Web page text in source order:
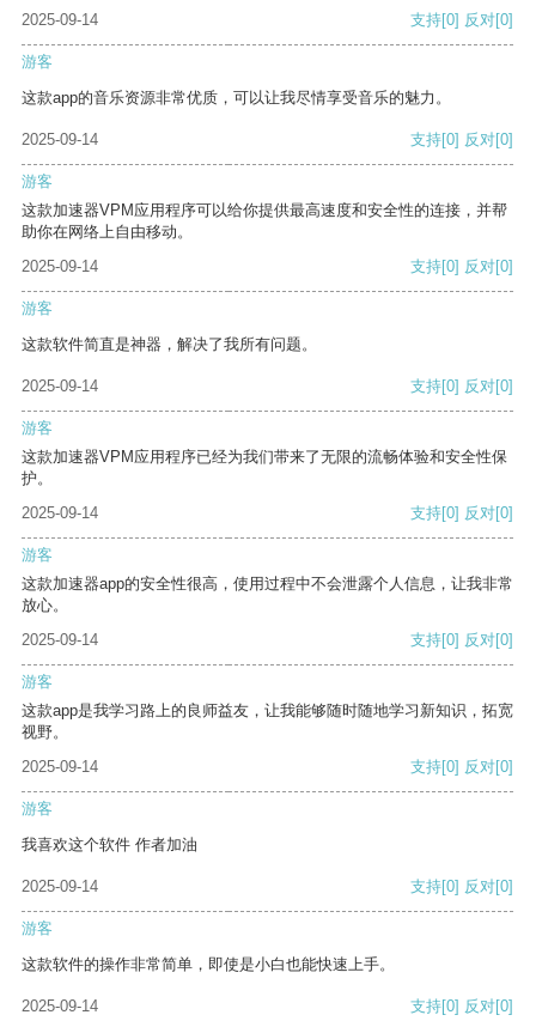
2025-09-14 支持[0] 反对[0]
游客
这款app的音乐资源非常优质，可以让我尽情享受音乐的魅力。
2025-09-14 支持[0] 反对[0]
游客
这款加速器VPM应用程序可以给你提供最高速度和安全性的连接，并帮
助你在网络上自由移动。
2025-09-14
支持[0] 反对[0]
游客
这款软件简直是神器，解决了我所有问题。
2025-09-14 支持[0] 反对[0]
游客
这款加速器VPM应用程序已经为我们带来了无限的流畅体验和安全性保
护。
2025-09-14
支持[0] 反对[0]
游客
这款加速器app的安全性很高，使用过程中不会泄露个人信息，让我非常
放心。
2025-09-14
支持[0] 反对[0]
游客
这款app是我学习路上的良师益友，让我能够随时随地学习新知识，拓宽
视野。
2025-09-14
支持[0] 反对[0]
游客
我喜欢这个软件 作者加油
2025-09-14 支持[0] 反对[0]
游客
这款软件的操作非常简单，即使是小白也能快速上手。
2025-09-14 支持[0] 反对[0]